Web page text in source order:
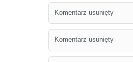
Komentarz usunięty
Komentarz usunięty